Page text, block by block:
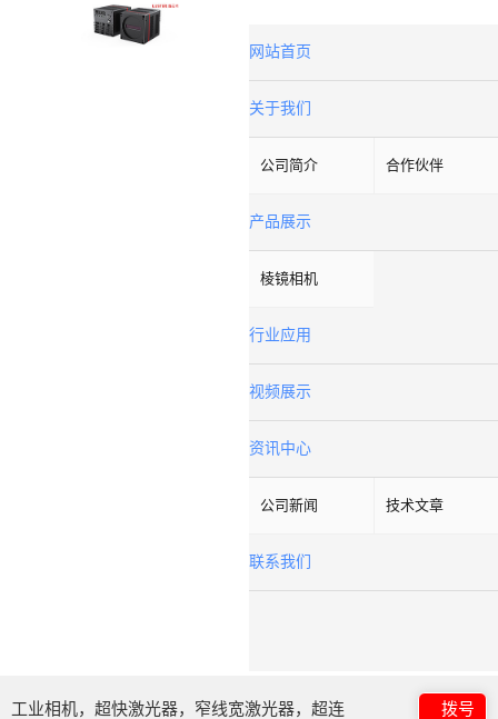
网站首页
关于我们
公司简介 合作伙伴
产品展示
棱镜相机
行业应用
视频展示
资讯中心
公司新闻 技术文章
联系我们
工业相机，超快激光器，窄线宽激光器，超连 拨号